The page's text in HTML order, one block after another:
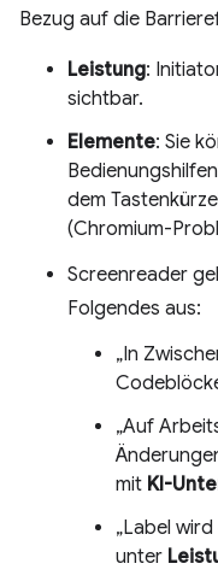
Bezug auf die
Leistung:
sichtbar.
Elemente: Sie
dem
(Chromium-
Screenreader
Folgendes aus:
„In
„Auf
mit KI-
„Label
unter